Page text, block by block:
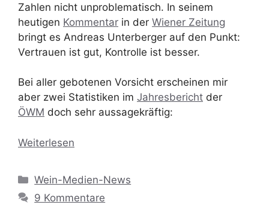
Zahlen nicht unproblematisch. In seinem
heutigen Kommentar in der Wiener Zeitung
bringt es Andreas Unterberger auf den Punkt:
Vertrauen ist gut, Kontrolle ist besser.
Bei aller gebotenen Vorsicht erscheinen mir
aber zwei Statistiken im Jahresbericht der
ÖWM doch sehr aussagekräftig:
Weiterlesen
Kategorien
Wein-Medien-News
9 Kommentare